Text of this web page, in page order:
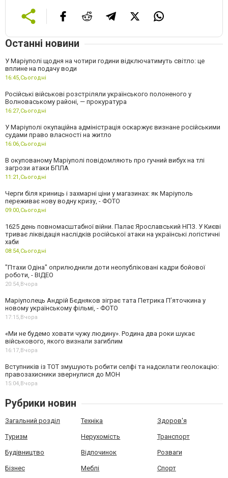
Останні новини
У Маріуполі щодня на чотири години відключатимуть світло: це
вплине на подачу води
16:45,Сьогодні
Російські військові розстріляли українського полоненого у
Волноваському районі, — прокуратура
16:27,Сьогодні
У Маріуполі окупаційна адміністрація оскаржує визнане російськими
судами право власності на житло
16:06,Сьогодні
В окупованому Маріуполі повідомляють про гучний вибух на тлі
загрози атаки БПЛА
11:21,Сьогодні
Черги біля криниць і захмарні ціни у магазинах: як Маріуполь
переживає нову водну кризу, - ФОТО
09:00,Сьогодні
1625 день повномасштабної війни. Палає Ярославський НПЗ. У Києві
триває ліквідація наслідків російської атаки на українські логістичні
хаби
08:54,Сьогодні
"Птахи Одіна" оприлюднили доти неопубліковані кадри бойової
роботи, - ВІДЕО
20:54,Вчора
Маріуполець Андрій Бєдняков зіграє тата Петрика П’яточкина у
новому українському фільмі, - ФОТО
17:15,Вчора
«Ми не будемо ховати чужу людину». Родина два роки шукає
військового, якого визнали загиблим
16:17,Вчора
Вступників із ТОТ змушують робити селфі та надсилати геолокацію:
правозахисники звернулися до МОН
15:04,Вчора
Рубрики новин
Загальний розділ Техніка Здоров'я
Туризм Нерухомість Транспорт
Будівництво Відпочинок Розваги
Бізнес Меблі Спорт